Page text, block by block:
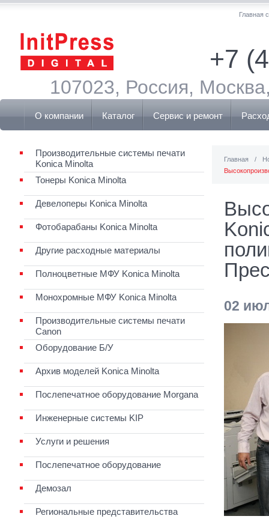
Главная
+7
107023, Россия,
О компании Каталог Сервис и ремонт
Главная /
02
Производительные системы печати
Konica Minolta
Тонеры Konica Minolta
Девелоперы Konica Minolta
Фотобарабаны Konica Minolta
Другие расходные материалы
Полноцветные МФУ Konica Minolta
Монохромные МФУ Konica Minolta
Производительные системы печати
Canon
Оборудование Б/У
Архив моделей Konica Minolta
Послепечатное оборудование Morgana
Инженерные системы KIP
Услуги и решения
Послепечатное оборудование
Демозал
Региональные представительства